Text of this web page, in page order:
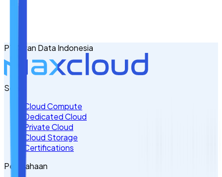
Tulis Kebutuhan Anda di Sini
PT Awan Data Indonesia
Servis
Cloud Compute
Dedicated Cloud
Private Cloud
Cloud Storage
Certifications
Perusahaan